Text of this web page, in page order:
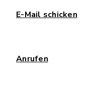
E-Mail schicken
Anrufen
Kunde:VGP